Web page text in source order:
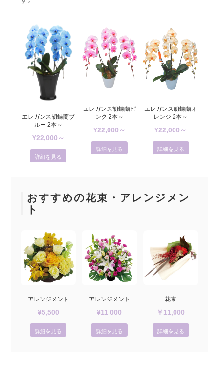
エレガンス胡蝶蘭ブ
ルー 2本～
¥22,000～
詳細を見る
エレガンス胡蝶蘭ピ
ンク 2本～
¥22,000～
詳細を見る
エレガンス胡蝶蘭オ
レンジ 2本～
¥22,000～
詳細を見る
おすすめの花束・アレンジメン
ト
アレンジメント
¥5,500
詳細を見る
アレンジメント
¥11,000
詳細を見る
花束
￥11,000
詳細を見る